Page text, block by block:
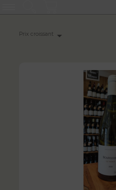
Prix croissant 